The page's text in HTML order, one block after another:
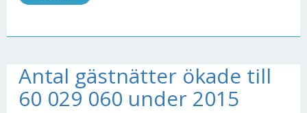
Antal gästnätter ökade till
60 029 060 under 2015